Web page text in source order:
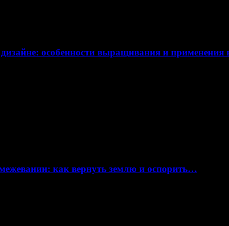
особенности выращивания и
как вернуть землю и оспорить…